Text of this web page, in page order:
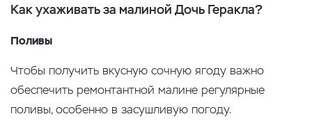
Как ухаживать за малиной Дочь Геракла?
Поливы
Чтобы получить вкусную сочную ягоду важно
обеспечить ремонтантной малине регулярные
поливы, особенно в засушливую погоду.